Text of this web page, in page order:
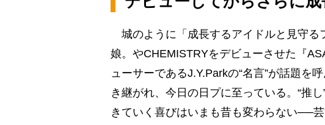
城のように「成長するアイドルと見守る
娘。やCHEMISTRYをデビューさせた『
ューサーであるJ.Y.Parkの“名言”が話題を
き継がれ、今日の日プに至っている。“推
きていく喜びはいまも昔も変わらない──